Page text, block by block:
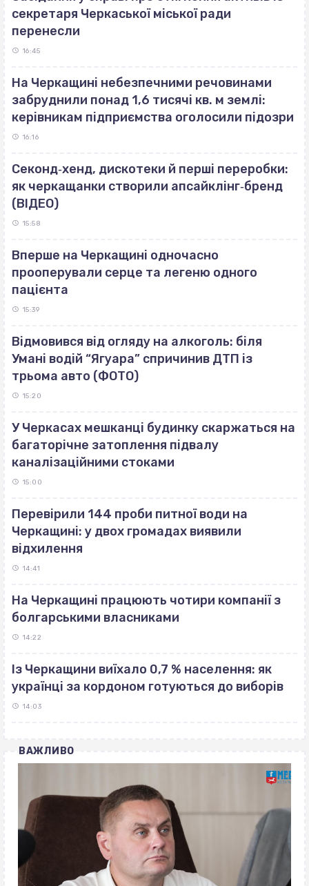
секретаря Черкаської міської ради
перенесли
16:45
На Черкащині небезпечними речовинами
забруднили понад 1,6 тисячі кв. м землі:
керівникам підприємства оголосили підозри
16:16
Секонд‐хенд, дискотеки й перші переробки:
як черкащанки створили апсайклінг‐бренд
(ВІДЕО)
15:58
Вперше на Черкащині одночасно
прооперували серце та легеню одного
пацієнта
15:39
Відмовився від огляду на алкоголь: біля
Умані водій “Ягуара” спричинив ДТП із
трьома авто (ФОТО)
15:20
У Черкасах мешканці будинку скаржаться на
багаторічне затоплення підвалу
каналізаційними стоками
15:00
Перевірили 144 проби питної води на
Черкащині: у двох громадах виявили
відхилення
14:41
На Черкащині працюють чотири компанії з
болгарськими власниками
14:22
Із Черкащини виїхало 0,7 % населення: як
українці за кордоном готуються до виборів
14:03
ВАЖЛИВО